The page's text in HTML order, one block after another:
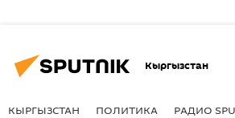
Кыргызстан
КЫРГЫЗСТАН ПОЛИТИКА РАДИО